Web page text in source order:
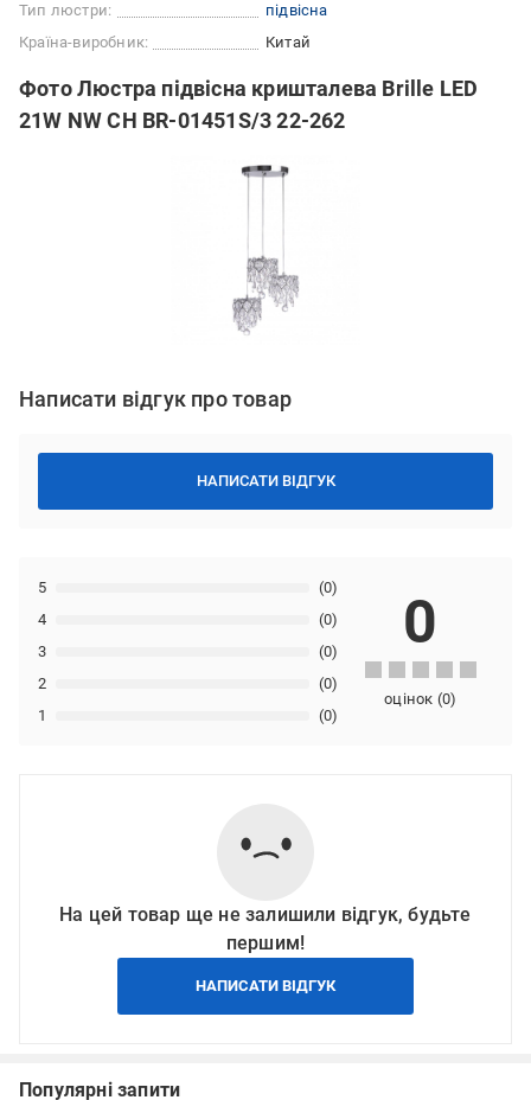
Тип люстри:
підвісна
Країна-виробник:
Китай
Фото Люстра підвісна кришталева Brille LED
21W NW CH BR-01451S/3 22-262
Написати відгук про товар
НАПИСАТИ ВІДГУК
1 (0)
2 (0)
3 (0)
4 (0)
5 (0)
0
оцінок (0)
На цей товар ще не залишили відгук, будьте
першим!
НАПИСАТИ ВІДГУК
Популярні запити